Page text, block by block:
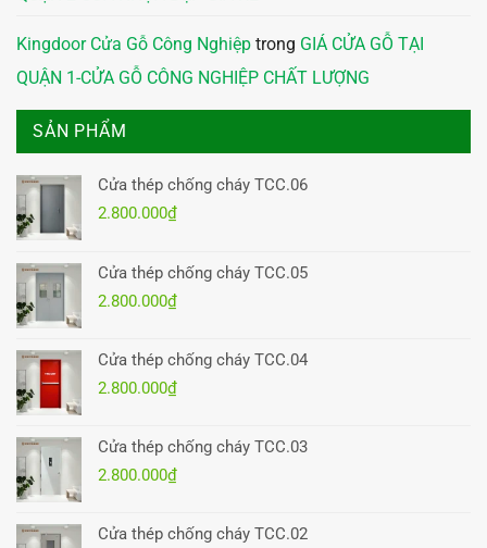
Kingdoor Cửa Gỗ Công Nghiệp trong GIÁ CỬA GỖ TẠI
QUẬN 1-CỬA GỖ CÔNG NGHIỆP CHẤT LƯỢNG
SẢN PHẨM
Cửa thép chống cháy TCC.06
2.800.000₫
Cửa thép chống cháy TCC.05
2.800.000₫
Cửa thép chống cháy TCC.04
2.800.000₫
Cửa thép chống cháy TCC.03
2.800.000₫
Cửa thép chống cháy TCC.02